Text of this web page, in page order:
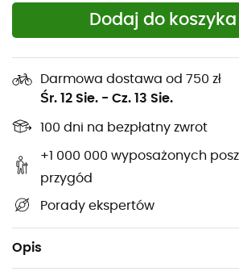
Dodaj do koszyka
Darmowa dostawa od 750 zł
Śr. 12 Sie. - Cz. 13 Sie.
100 dni na bezpłatny zwrot
+1 000 000 wyposażonych
przygód
Porady ekspertów
Opis
bezpieczeństwa
podszewka anty-RFID chronią Twój
Ukryta kieszeń na banknoty,
Podszewka RFID,
Przyjemna dla skóry siateczka,
Regulowany pasek,
Waga: 0,05 kg.